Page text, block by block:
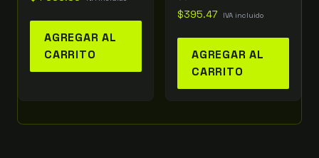
AGREGAR AL
CARRITO
$395.47 IVA incluido
AGREGAR AL
CARRITO